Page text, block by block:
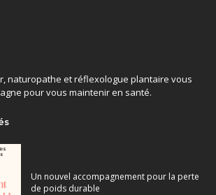
naturopathe et réflexologue plantaire vous
pour vous maintenir en santé.
Un nouvel accompagnement pour la perte
de poids durable